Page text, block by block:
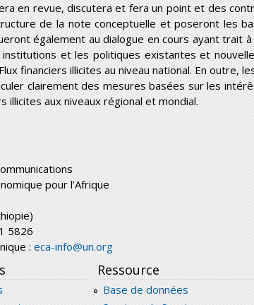
en revue, discutera et fera un point et des
de la note conceptuelle et poseront les
également au dialogue en cours ayant trait
institutions et les politiques existantes et
financiers illicites au niveau national. En outre,
clairement des mesures basées sur les
illicites aux niveaux régional et mondial.
pour l’Afrique
5826
: eca-info@un.org
Ressource
Base de données